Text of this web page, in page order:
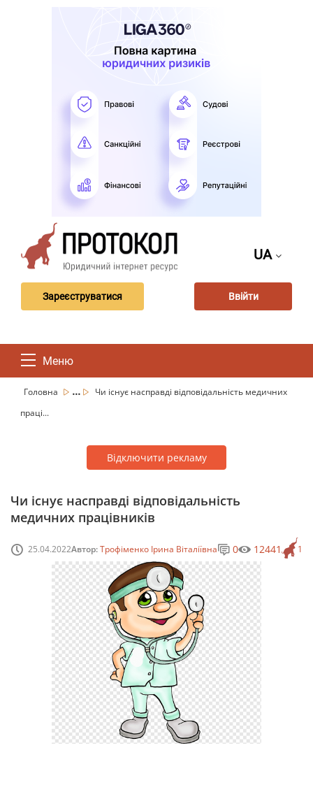
UA
Зареєструватися Ввійти
Меню
Головна ...
Чи існує насправді відповідальність медичних
праці...
Відключити рекламу
Чи існує насправді відповідальність
медичних працівників
25.04.2022Автор:Трофіменко Ірина Віталіївна 1
0 12441